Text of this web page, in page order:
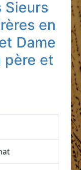
Sieurs
en
Dame
père et